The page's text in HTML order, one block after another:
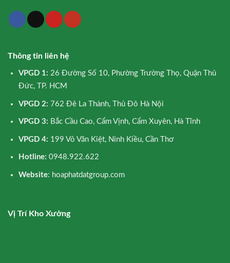
Thông tin liên hệ
VPGD 1: 26 Đường Số 10, Phường Trường Thọ, Quận Thủ
Đức, TP. HCM
VPGD 2: 762 Đê La Thành, Thủ Đô Hà Nội
VPGD 3: Bắc Cầu Cao, Cẩm Vịnh, Cẩm Xuyên, Hà Tĩnh
VPGD 4: 199 Võ Văn Kiệt, Ninh Kiều, Cần Thơ
Hotline: 0948.922.622
Website: hoaphatdatgroup.com
Vị Trí Kho Xưởng